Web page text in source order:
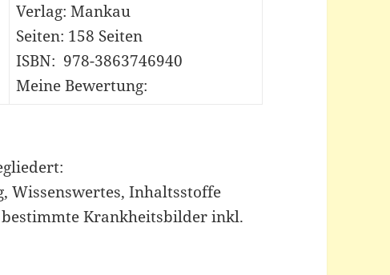
Verlag: Mankau
Seiten: 158 Seiten
ISBN: 978-3863746940
Meine Bewertung:
Wissenswertes, Inhaltsstoffe
Krankheitsbilder inkl.